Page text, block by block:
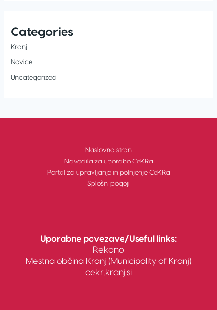
Categories
Kranj
Novice
Uncategorized
Naslovna stran
Navodila za uporabo CeKRa
Portal za upravljanje in polnjenje CeKRa
Splošni pogoji
Uporabne povezave/Useful links:
Rekono
Mestna občina Kranj (Municipality of Kranj)
cekr.kranj.si